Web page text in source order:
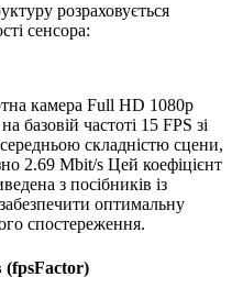
розраховується
сенсора:
камера Full HD 1080p
частоті 15 FPS зі
складністю сцени,
2.69 Mbit/s Цей коефіцієнт
з посібників із
оптимальну
спостереження.
(fpsFactor)